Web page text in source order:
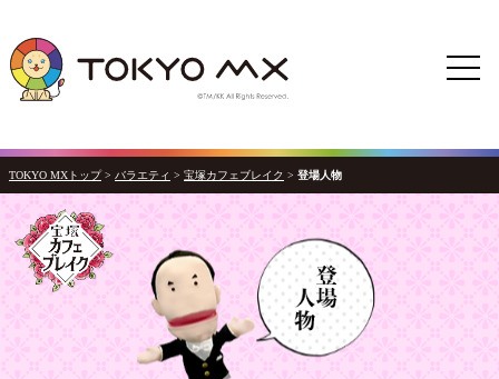
TOKYO MXトップ > バラエティ > 宝塚カフェブレイク > 登場人物